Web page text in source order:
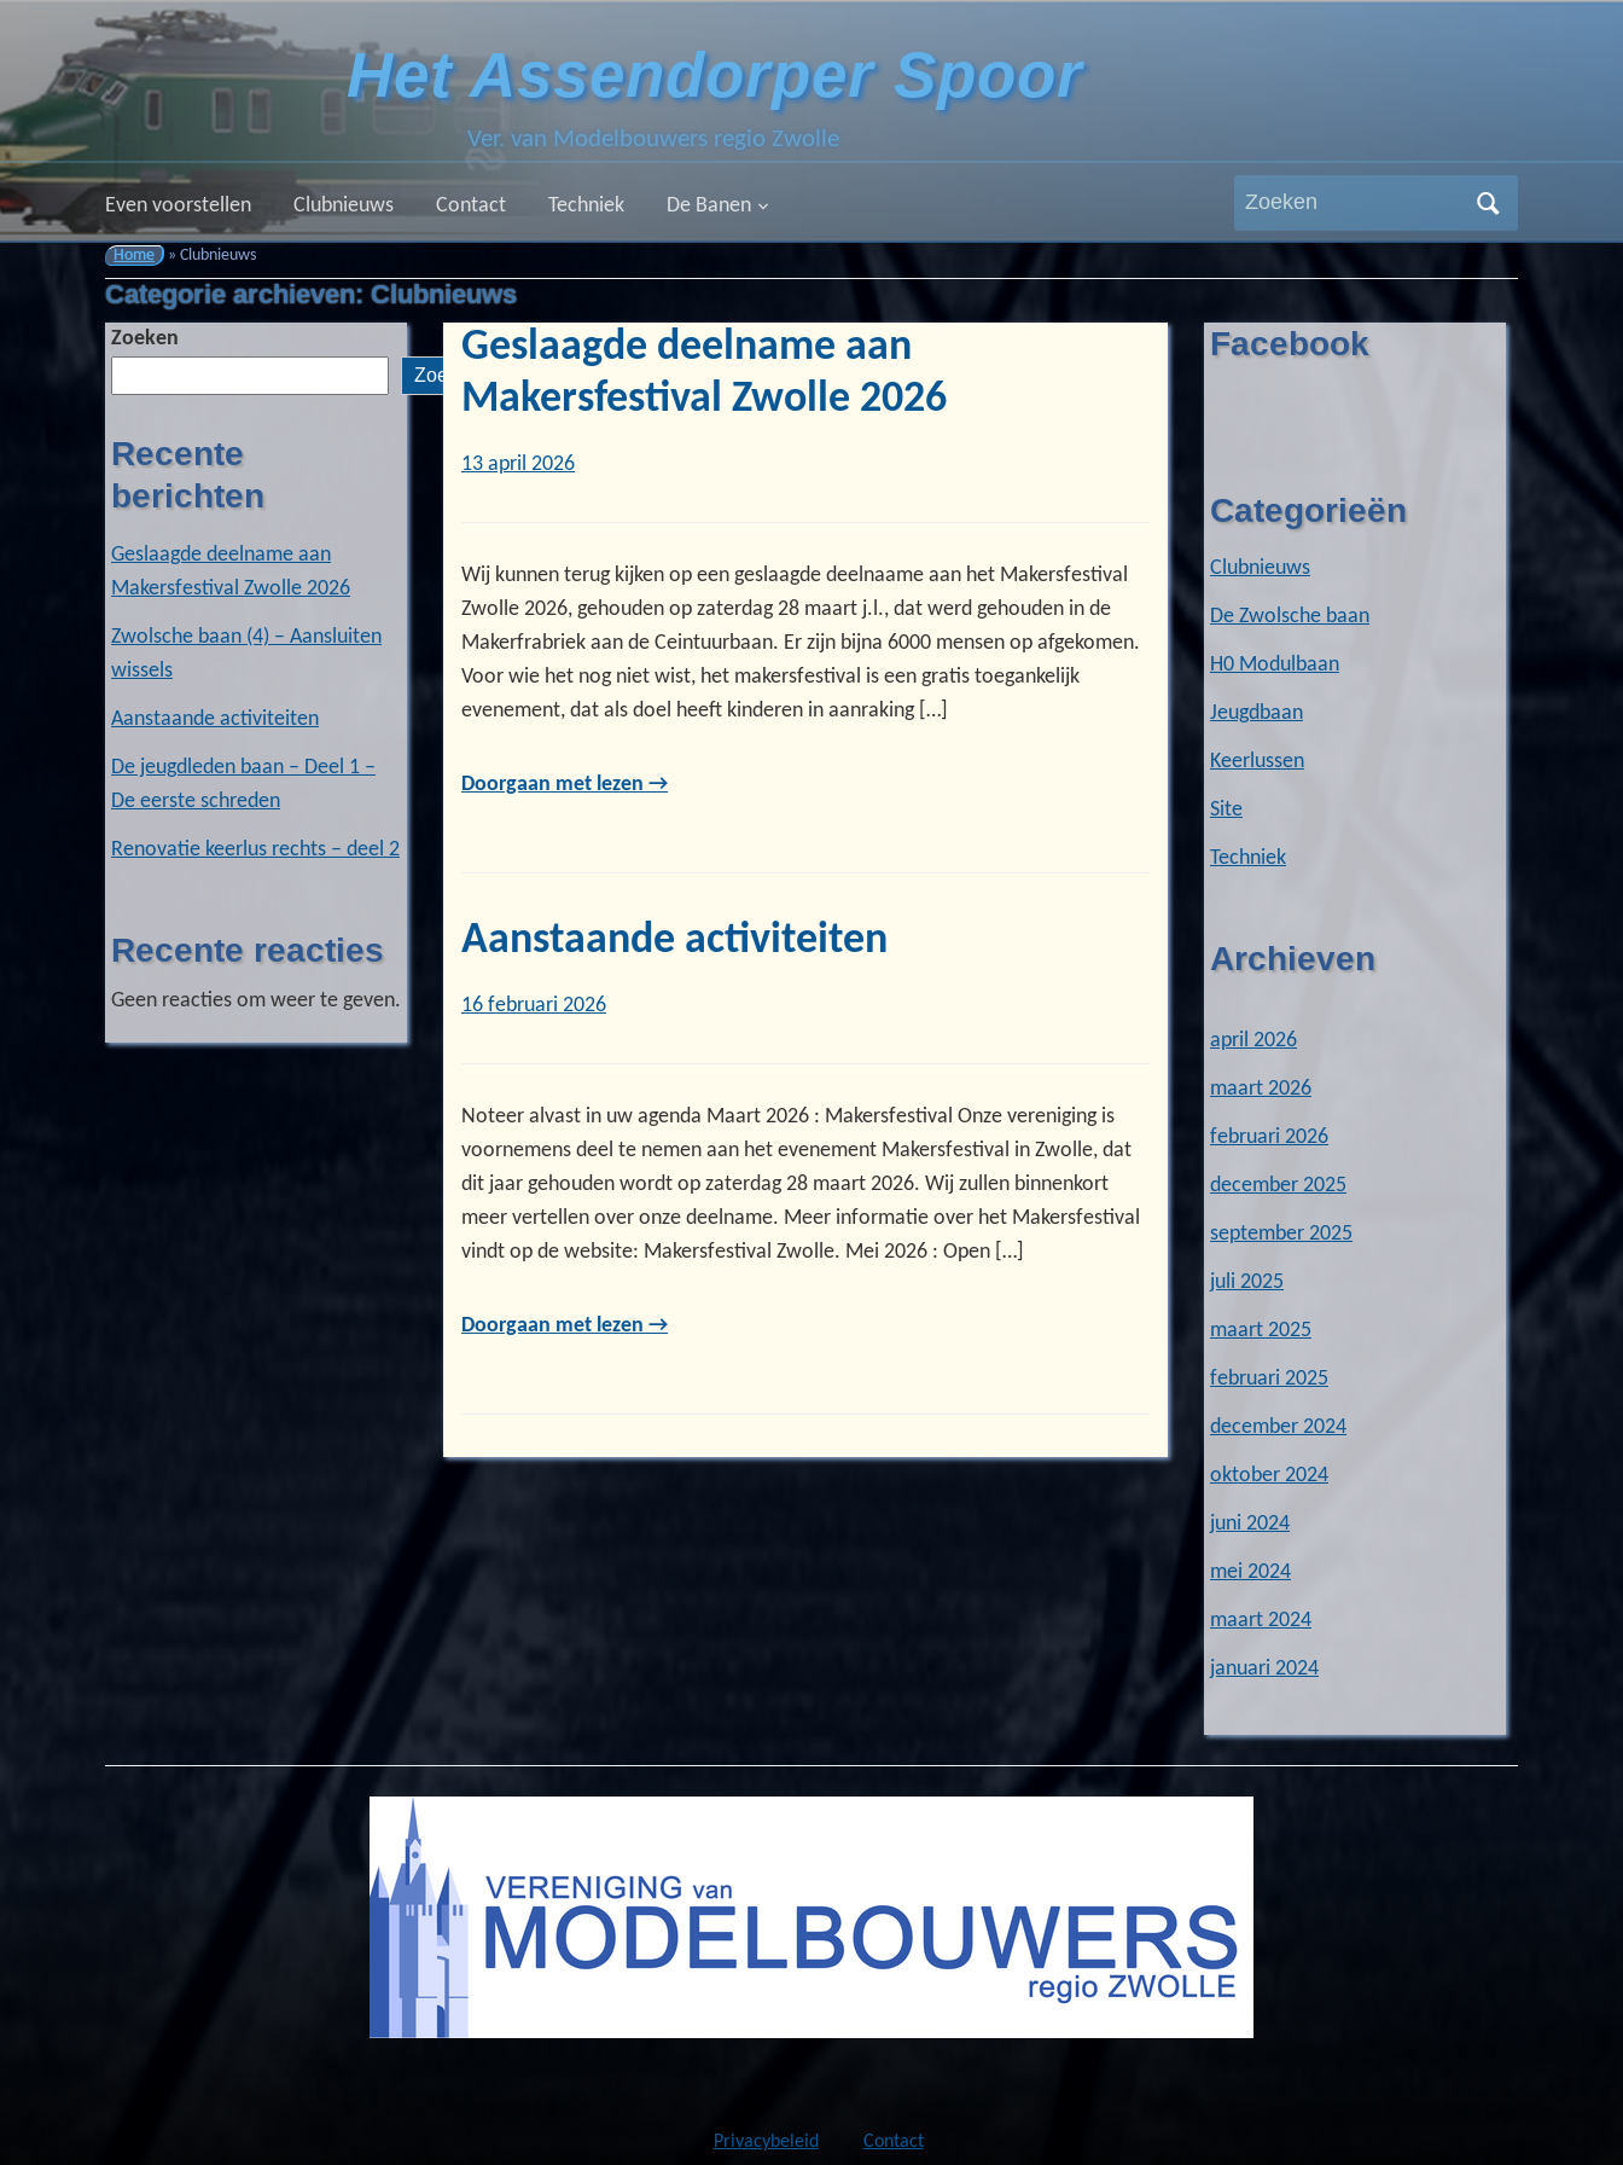
Het Assendorper Spoor
Ver. van Modelbouwers regio Zwolle
Even voorstellen Clubnieuws Contact Techniek De Banen
Zoeken
naar:
Home » Clubnieuws
Categorie archieven: Clubnieuws
Zoeken
Zoeken
Recente
berichten
Geslaagde deelname aan
Makersfestival Zwolle 2026
Zwolsche baan (4) – Aansluiten
wissels
Aanstaande activiteiten
De jeugdleden baan – Deel 1 –
De eerste schreden
Renovatie keerlus rechts – deel 2
Recente reacties
Geen reacties om weer te geven.
Geslaagde deelname aan
Makersfestival Zwolle 2026
13 april 2026
Wij kunnen terug kijken op een geslaagde deelnaame aan het Makersfestival
Zwolle 2026, gehouden op zaterdag 28 maart j.l., dat werd gehouden in de
Makerfrabriek aan de Ceintuurbaan. Er zijn bijna 6000 mensen op afgekomen.
Voor wie het nog niet wist, het makersfestival is een gratis toegankelijk
evenement, dat als doel heeft kinderen in aanraking […]
Doorgaan met lezen →
Aanstaande activiteiten
16 februari 2026
Noteer alvast in uw agenda Maart 2026 : Makersfestival Onze vereniging is
voornemens deel te nemen aan het evenement Makersfestival in Zwolle, dat
dit jaar gehouden wordt op zaterdag 28 maart 2026. Wij zullen binnenkort
meer vertellen over onze deelname. Meer informatie over het Makersfestival
vindt op de website: Makersfestival Zwolle. Mei 2026 : Open […]
Doorgaan met lezen →
Facebook
Categorieën
Clubnieuws
De Zwolsche baan
H0 Modulbaan
Jeugdbaan
Keerlussen
Site
Techniek
Archieven
april 2026
maart 2026
februari 2026
december 2025
september 2025
juli 2025
maart 2025
februari 2025
december 2024
oktober 2024
juni 2024
mei 2024
maart 2024
januari 2024
Privacybeleid Contact